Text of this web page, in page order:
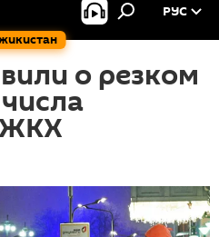
РУС
о резком
ЖКХ